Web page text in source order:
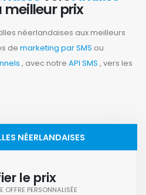
meilleur prix
néerlandaises aux meilleurs
de marketing par SMS ou
, avec notre API SMS , vers les
NÉERLANDAISES
le prix
OFFRE PERSONNALISÉE